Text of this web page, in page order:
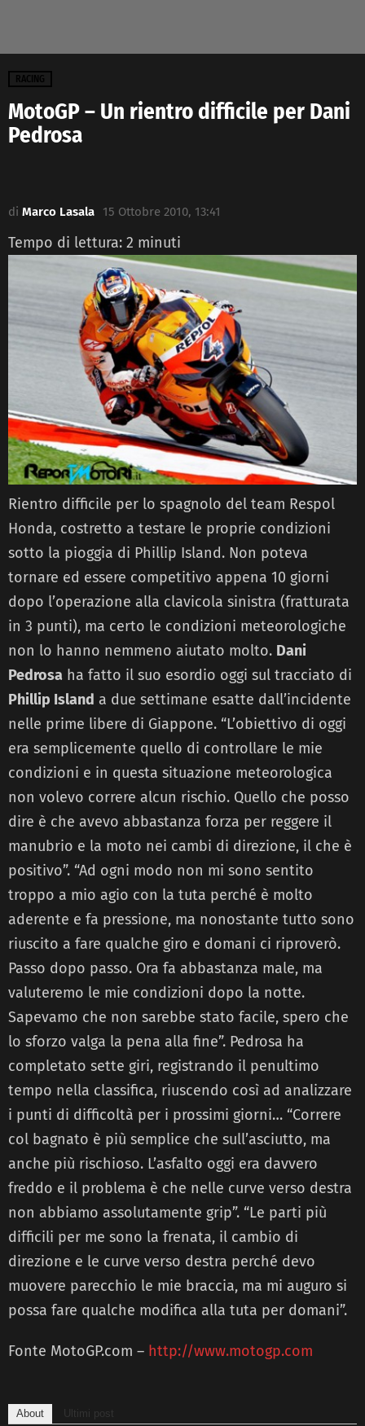
RACING
MotoGP – Un rientro difficile per Dani
Pedrosa
di Marco Lasala 15 Ottobre 2010, 13:41
Tempo di lettura: 2 minuti
Rientro difficile per lo spagnolo del team Respol
Honda, costretto a testare le proprie condizioni
sotto la pioggia di Phillip Island. Non poteva
tornare ed essere competitivo appena 10 giorni
dopo l’operazione alla clavicola sinistra (fratturata
in 3 punti), ma certo le condizioni meteorologiche
non lo hanno nemmeno aiutato molto. Dani
Pedrosa ha fatto il suo esordio oggi sul tracciato di
Phillip Island a due settimane esatte dall’incidente
nelle prime libere di Giappone. “L’obiettivo di oggi
era semplicemente quello di controllare le mie
condizioni e in questa situazione meteorologica
non volevo correre alcun rischio. Quello che posso
dire è che avevo abbastanza forza per reggere il
manubrio e la moto nei cambi di direzione, il che è
positivo”. “Ad ogni modo non mi sono sentito
troppo a mio agio con la tuta perché è molto
aderente e fa pressione, ma nonostante tutto sono
riuscito a fare qualche giro e domani ci riproverò.
Passo dopo passo. Ora fa abbastanza male, ma
valuteremo le mie condizioni dopo la notte.
Sapevamo che non sarebbe stato facile, spero che
lo sforzo valga la pena alla fine”. Pedrosa ha
completato sette giri, registrando il penultimo
tempo nella classifica, riuscendo così ad analizzare
i punti di difficoltà per i prossimi giorni… “Correre
col bagnato è più semplice che sull’asciutto, ma
anche più rischioso. L’asfalto oggi era davvero
freddo e il problema è che nelle curve verso destra
non abbiamo assolutamente grip”. “Le parti più
difficili per me sono la frenata, il cambio di
direzione e le curve verso destra perché devo
muovere parecchio le mie braccia, ma mi auguro si
possa fare qualche modifica alla tuta per domani”.
Fonte MotoGP.com – http://www.motogp.com
About Ultimi post